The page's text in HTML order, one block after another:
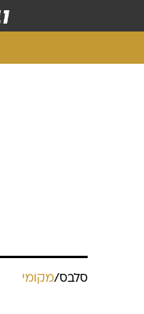
סלבס/מקומי